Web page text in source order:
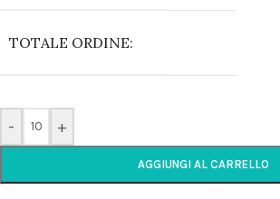
TOTALE ORDINE:
- +
AGGIUNGI AL CARRELLO